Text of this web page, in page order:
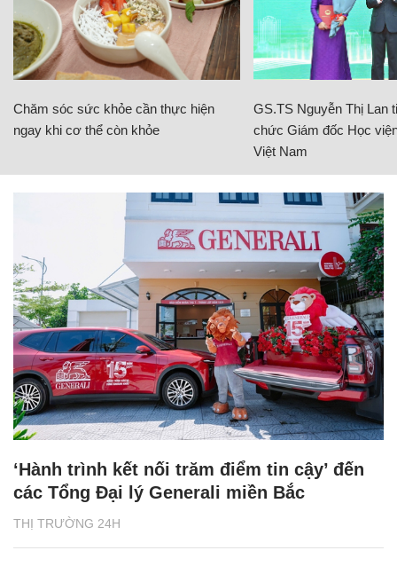
Chăm sóc sức khỏe cần thực hiện
ngay khi cơ thể còn khỏe
GS.TS Nguyễn Thị Lan
chức Giám đốc Học
Việt Nam
THỊ TRƯỜNG 24H
‘Hành trình kết nối trăm điểm tin cậy’ đến
các Tổng Đại lý Generali miền Bắc